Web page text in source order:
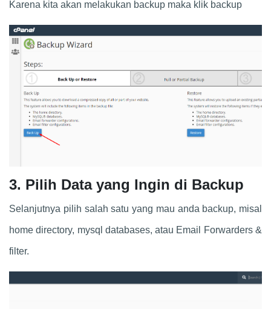
Karena kita akan melakukan backup maka klik backup
3. Pilih Data yang Ingin di Backup
Selanjutnya pilih salah satu yang mau anda backup, misal
home directory, mysql databases, atau Email Forwarders &
filter.